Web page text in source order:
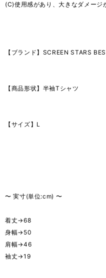
(C)使用感があり、大きなダメージ
【ブランド】SCREEN STARS
【商品形状】半袖Tシャツ
【サイズ】L
〜 実寸(単位:cm) 〜
着丈→68
身幅→50
肩幅→46
袖丈→19